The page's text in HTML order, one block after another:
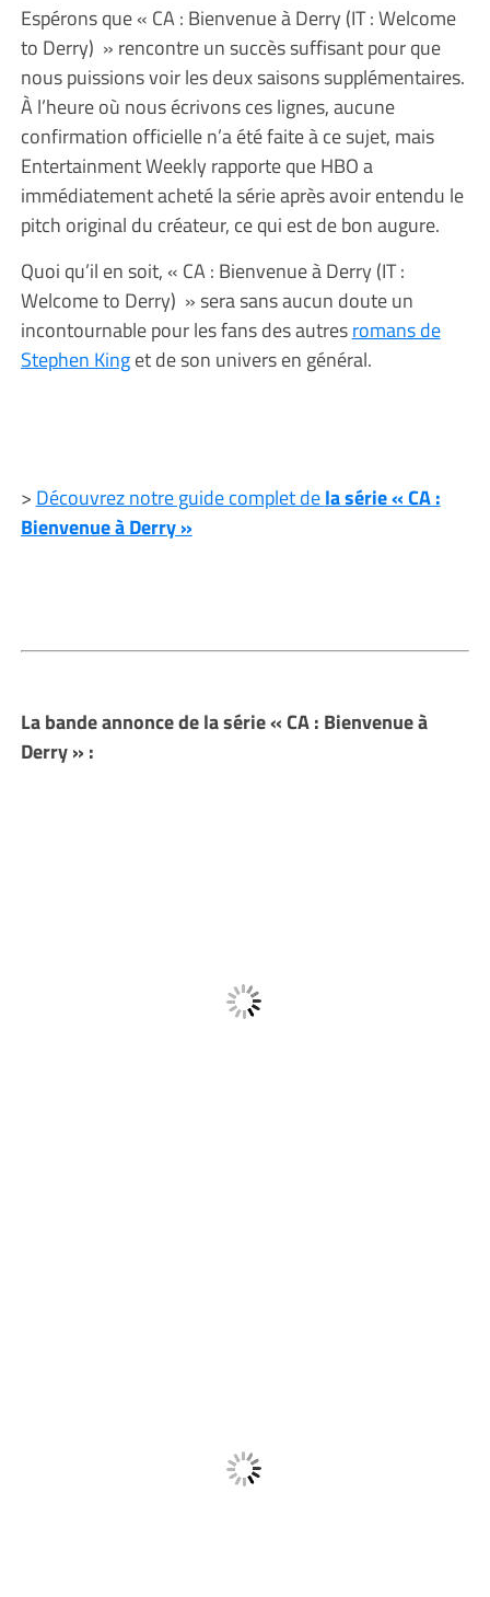
Espérons que « CA : Bienvenue à Derry (IT : Welcome
to Derry) » rencontre un succès suffisant pour que
nous puissions voir les deux saisons supplémentaires.
À l’heure où nous écrivons ces lignes, aucune
confirmation officielle n’a été faite à ce sujet, mais
Entertainment Weekly rapporte que HBO a
immédiatement acheté la série après avoir entendu le
pitch original du créateur, ce qui est de bon augure.
Quoi qu’il en soit, « CA : Bienvenue à Derry (IT :
Welcome to Derry) » sera sans aucun doute un
incontournable pour les fans des autresromans de
Stephen Kinget de son univers en général.
> Découvrez notre guide complet dela série « CA :
Bienvenue à Derry »
La bande annonce de la série « CA : Bienvenue à
Derry » :